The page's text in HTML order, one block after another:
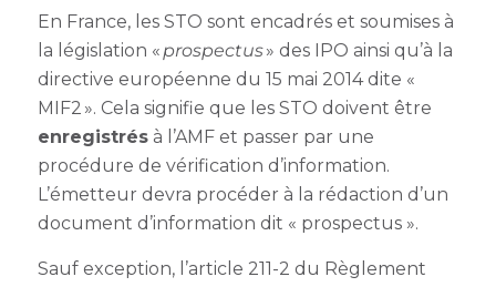
En France, les STO sont encadrés et soumises à
la législation «prospectus» des IPO ainsi qu’à la
directive européenne du 15 mai 2014 dite «
MIF2 ». Cela signifie que les STO doivent être
enregistrésà l’AMF et passer par une
procédure de vérification d’information.
L’émetteur devra procéder à la rédaction d’un
document d’information dit « prospectus ».
Sauf exception, l’article 211-2 du Règlement